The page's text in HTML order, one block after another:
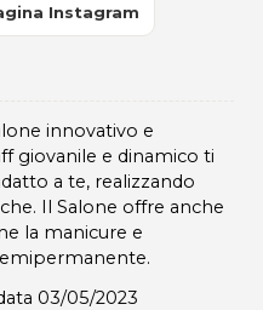
Instagram
innovativo e
giovanile e dinamico ti
a te, realizzando
Il Salone offre anche
la manicure e
03/05/2023